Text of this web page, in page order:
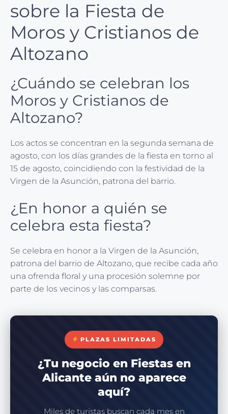
sobre la Fiesta de
Moros y Cristianos de
Altozano
¿Cuándo se celebran los
Moros y Cristianos de
Altozano?
Los actos se concentran en la segunda semana de
agosto, con los días grandes de la fiesta en torno al
15 de agosto, coincidiendo con la festividad de la
Virgen de la Asunción, patrona del barrio.
¿En honor a quién se
celebra esta fiesta?
Se celebra en honor a la Virgen de la Asunción,
patrona del barrio de Altozano, que recibe cada año
una ofrenda floral y una procesión solemne por
parte de los vecinos y las comparsas.
PLAZAS LIMITADAS
¿Tu negocio en Fiestas en
Alicante aún no aparece
aquí?
Miles de turistas buscan cada mes en